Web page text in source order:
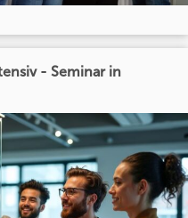
- Seminar in